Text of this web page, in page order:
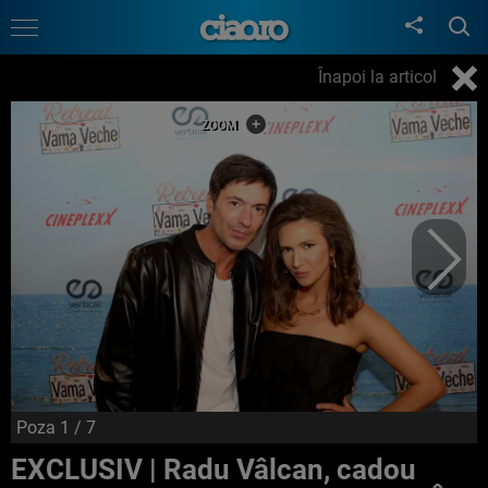
Înapoi la articol
Poza 1 / 7
EXCLUSIV | Radu Vâlcan, cadou